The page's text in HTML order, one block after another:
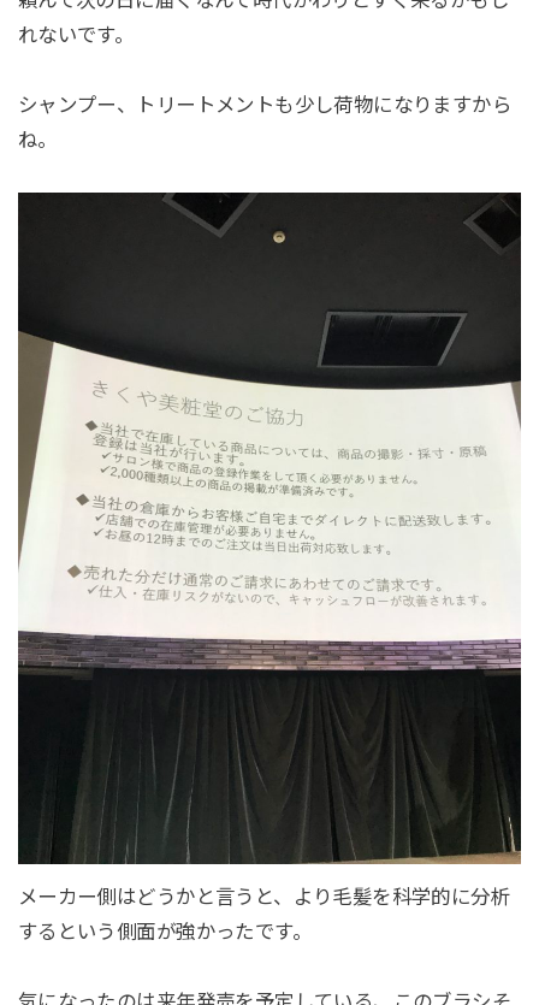
れないです。
シャンプー、トリートメントも少し荷物になりますから
ね。
メーカー側はどうかと言うと、より毛髪を科学的に分析
するという側面が強かったです。